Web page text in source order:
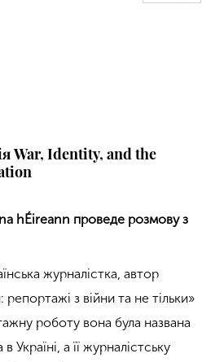
War, Identity, and the
hÉireann проведе розмову з
журналістка, автор
репортажі з війни та не тільки»
роботу вона була названа
а її журналістську